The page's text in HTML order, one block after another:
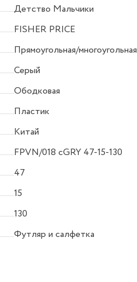
Детство Мальчики
FISHER PRICE
Прямоугольная/многоугольная
Серый
Ободковая
Пластик
Китай
FPVN/018 cGRY 47-15-130
47
15
130
Футляр и салфетка